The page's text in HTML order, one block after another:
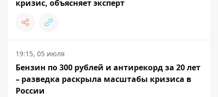
кризис, объясняет эксперт
19:15, 05 июля
Бензин по 300 рублей и антирекорд за 20 лет
– разведка раскрыла масштабы кризиса в
России